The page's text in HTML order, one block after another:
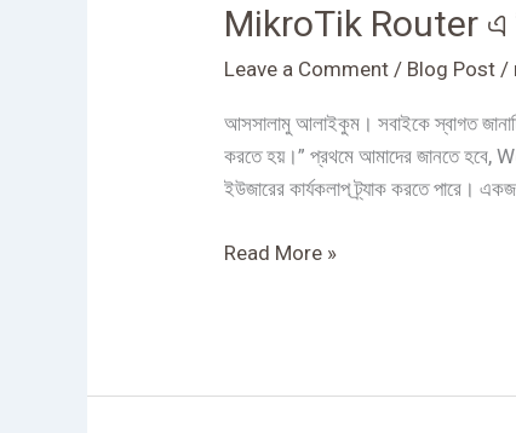
MikroTik Router এ
Leave a Comment / Blog Post /
আসসালামু আলাইকুম। সবাইকে স্বাগত
করতে হয়।” প্রথমে আমাদের জানতে হবে,
ইউজারের কার্যকলাপ ট্র্যাক করতে পারে।
এ
Web
proxy
server
configuration
হয়?
Read More »